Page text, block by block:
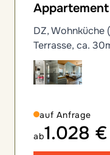
DZ, Wohnküche
Terrasse, ca.
auf Anfrage
ab1.028 €